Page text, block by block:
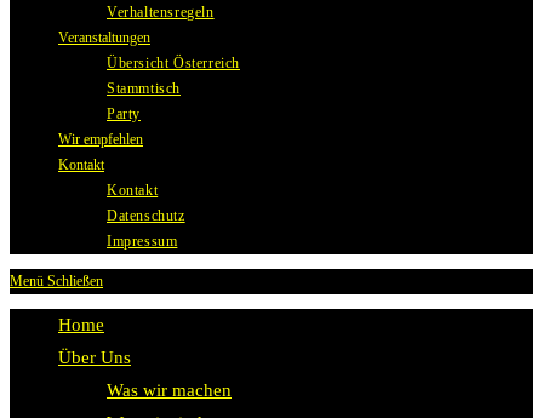
Verhaltensregeln
Veranstaltungen
Übersicht Österreich
Stammtisch
Party
Wir empfehlen
Kontakt
Kontakt
Datenschutz
Impressum
Menü Schließen
Home
Über Uns
Was wir machen